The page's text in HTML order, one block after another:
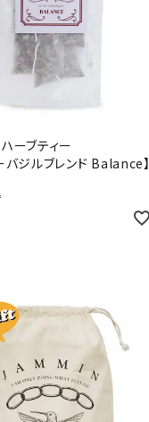
ーブティー
バジルブレンド Balance】